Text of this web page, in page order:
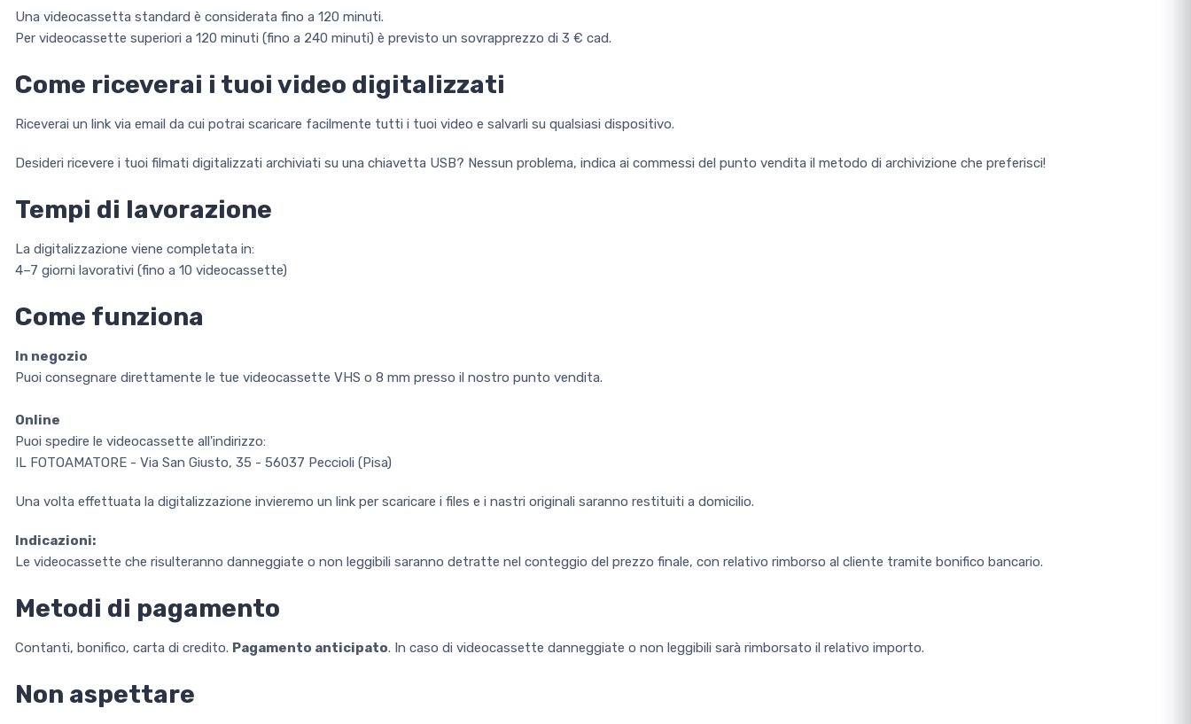
Una videocassetta standard è considerata fino a 120 minuti.
Per videocassette superiori a 120 minuti (fino a 240 minuti) è previsto un sovrapprezzo di 3 € cad.
Come riceverai i tuoi video digitalizzati
Riceverai un link via email da cui potrai scaricare facilmente tutti i tuoi video e salvarli su qualsiasi dispositivo.
Desideri ricevere i tuoi filmati digitalizzati archiviati su una chiavetta USB? Nessun problema, indica ai commessi del punto vendita il metodo di archivizione che preferisci!
Tempi di lavorazione
La digitalizzazione viene completata in:
4–7 giorni lavorativi (fino a 10 videocassette)
Come funziona
In negozio
Puoi consegnare direttamente le tue videocassette VHS o 8 mm presso il nostro punto vendita.
Online
Puoi spedire le videocassette all'indirizzo:
IL FOTOAMATORE - Via San Giusto, 35 - 56037 Peccioli (Pisa)
Una volta effettuata la digitalizzazione invieremo un link per scaricare i files e i nastri originali saranno restituiti a domicilio.
Indicazioni:
Le videocassette che risulteranno danneggiate o non leggibili saranno detratte nel conteggio del prezzo finale, con relativo rimborso al cliente tramite bonifico bancario.
Metodi di pagamento
Contanti, bonifico, carta di credito. Pagamento anticipato. In caso di videocassette danneggiate o non leggibili sarà rimborsato il relativo importo.
Non aspettare